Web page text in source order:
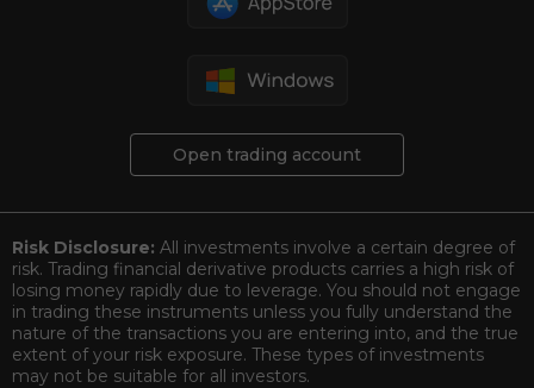
Open trading account
Risk Disclosure: All investments involve a certain degree of
risk. Trading financial derivative products carries a high risk of
losing money rapidly due to leverage. You should not engage
in trading these instruments unless you fully understand the
nature of the transactions you are entering into, and the true
extent of your risk exposure. These types of investments
may not be suitable for all investors.